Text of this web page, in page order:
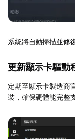
系統將自動掃描並修
更新顯示卡驅動
定期至顯示卡製造商
裝，確保硬體能完整